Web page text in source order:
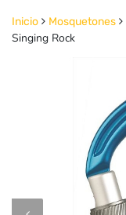
Inicio Mosquetones
Singing Rock